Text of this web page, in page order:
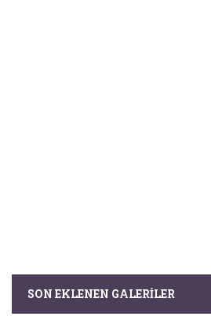
SON EKLENEN GALERILER